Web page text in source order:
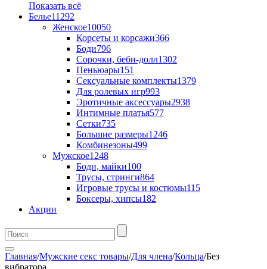
Показать всё
Белье11292
Женское10050
Корсеты и корсажи366
Боди796
Сорочки, беби-долл1302
Пеньюары151
Сексуальные комплекты1379
Для ролевых игр993
Эротичные аксессуары2938
Интимные платья577
Сетки735
Большие размеры1246
Комбинезоны499
Мужское1248
Боди, майки100
Трусы, стринги864
Игровые трусы и костюмы115
Боксеры, хипсы182
Акции
Главная/Мужские секс товары/Для члена/Кольца/Без
вибратора